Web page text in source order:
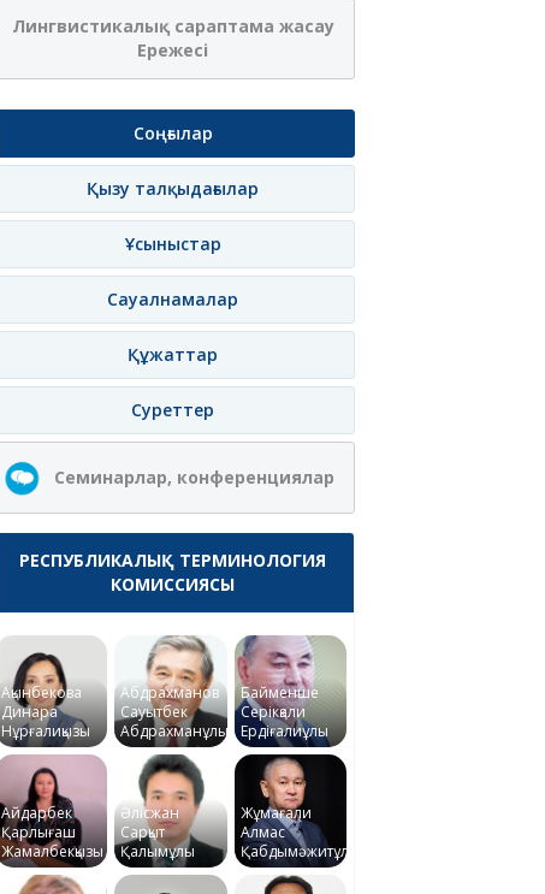
Лингвистикалық сараптама жасау
Ережесі
Соңғылар
Қызу талқыдағылар
Ұсыныстар
Сауалнамалар
Құжаттар
Суреттер
Семинарлар, конференциялар
РЕСПУБЛИКАЛЫҚ ТЕРМИНОЛОГИЯ
КОМИССИЯСЫ
Ақынбекова
Динара
Нұрғалиқызы
Абдрахманов
Сауытбек
Абдрахманұлы
Байменше
Серікқали
Ердіғалиұлы
Айдарбек
Қарлығаш
Жамалбекқызы
Әлісжан
Сарқыт
Қалымұлы
Жұмағали
Алмас
Қабдымәжитұлы